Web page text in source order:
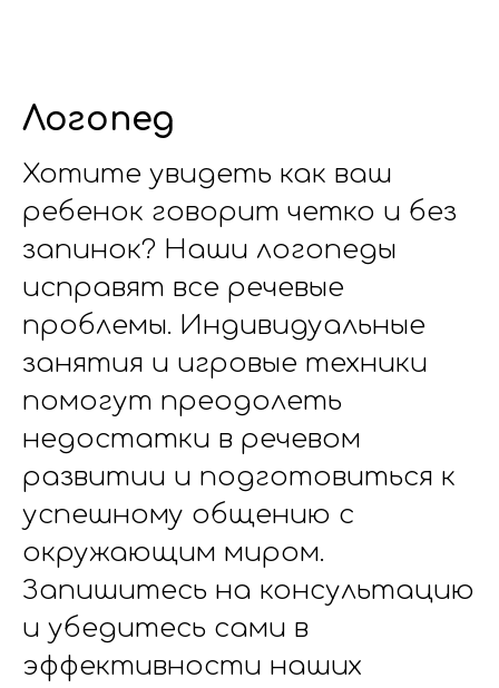
Логопед
Хотите увидеть как ваш
ребенок говорит четко и без
запинок? Наши логопеды
исправят все речевые
проблемы. Индивидуальные
занятия и игровые техники
помогут преодолеть
недостатки в речевом
развитии и подготовиться к
успешному общению с
окружающим миром.
Запишитесь на консультацию
и убедитесь сами в
эффективности наших